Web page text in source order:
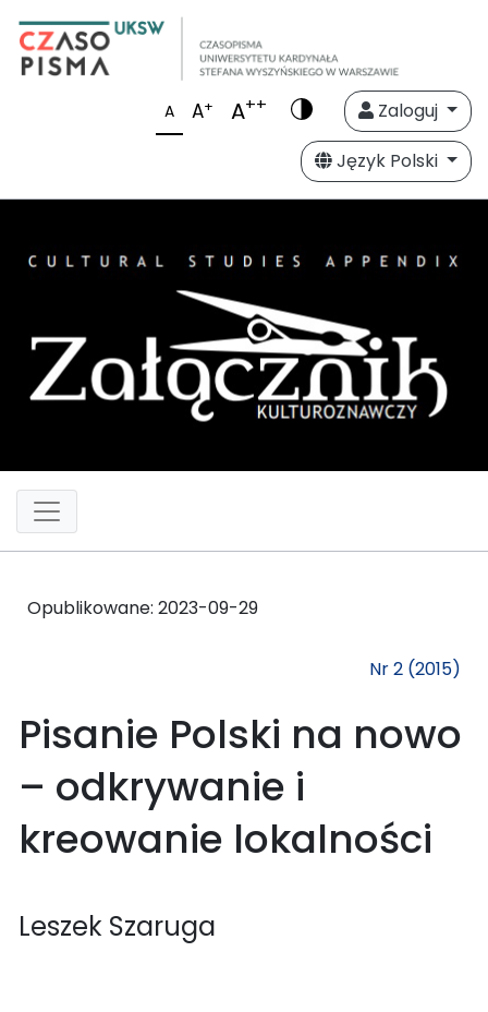
A A+ A++
Zaloguj
Język Polski
Opublikowane: 2023-09-29
Nr 2 (2015)
Pisanie Polski na nowo
– odkrywanie i
kreowanie lokalności
Leszek Szaruga